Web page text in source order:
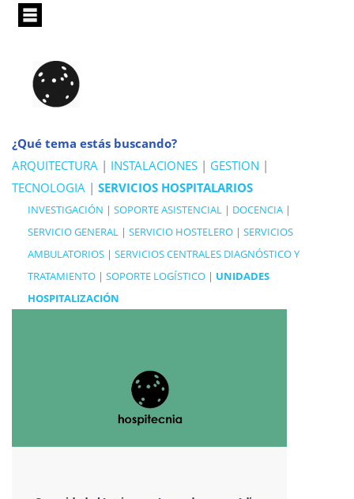
Pasar
principal
¿Qué tema estás buscando?
ARQUITECTURA | INSTALACIONES | GESTION |
TECNOLOGIA | SERVICIOS HOSPITALARIOS
INVESTIGACIÓN | SOPORTE ASISTENCIAL | DOCENCIA |
SERVICIO GENERAL | SERVICIO HOSTELERO | SERVICIOS
AMBULATORIOS | SERVICIOS CENTRALES DIAGNÓSTICO Y
TRATAMIENTO | SOPORTE LOGÍSTICO | UNIDADES
HOSPITALIZACIÓN